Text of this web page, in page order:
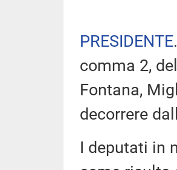
PRESIDENTE
comma 2,
Fontana,
decorrere
I deputati in